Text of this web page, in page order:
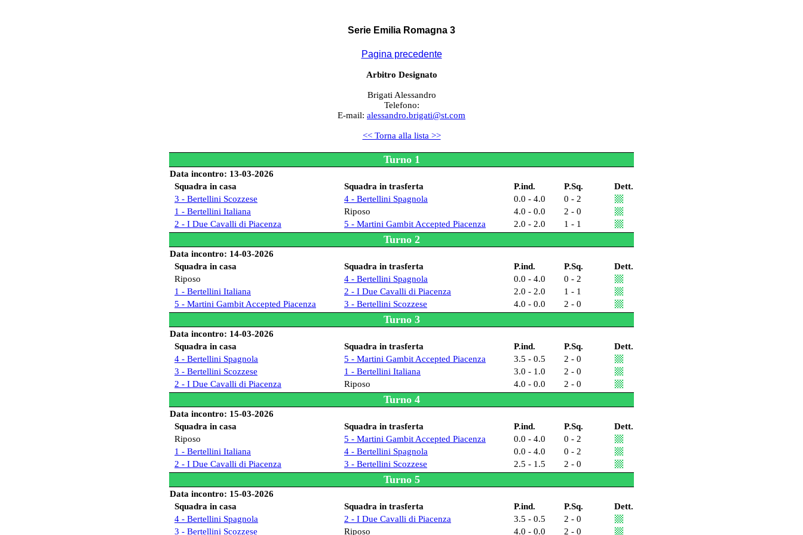
Serie Emilia Romagna 3
Pagina precedente
Arbitro Designato
Brigati Alessandro
Telefono:
E-mail: alessandro.brigati@st.com
<< Torna alla lista >>
Turno 1
Data incontro: 13-03-2026
Squadra in casa
Squadra in trasferta P.ind. P.Sq.
Dett.
3 - Bertellini Scozzese
4 - Bertellini Spagnola 0.0 - 4.0
0 - 2
1 - Bertellini Italiana
Riposo 4.0 - 0.0
2 - 0
2 - I Due Cavalli di Piacenza
5 - Martini Gambit Accepted Piacenza 2.0 - 2.0 1 - 1
Turno 2
Data incontro: 14-03-2026
Squadra in casa
Squadra in trasferta P.ind. P.Sq.
Dett.
Riposo
4 - Bertellini Spagnola 0.0 - 4.0
0 - 2
1 - Bertellini Italiana
2 - I Due Cavalli di Piacenza 2.0 - 2.0
1 - 1
5 - Martini Gambit Accepted Piacenza
3 - Bertellini Scozzese 4.0 - 0.0 2 - 0
Turno 3
Data incontro: 14-03-2026
Squadra in casa
Squadra in trasferta P.ind. P.Sq.
Dett.
4 - Bertellini Spagnola
5 - Martini Gambit Accepted Piacenza 3.5 - 0.5
2 - 0
3 - Bertellini Scozzese
1 - Bertellini Italiana 3.0 - 1.0
2 - 0
2 - I Due Cavalli di Piacenza
Riposo 4.0 - 0.0 2 - 0
Turno 4
Data incontro: 15-03-2026
Squadra in casa
Squadra in trasferta P.ind. P.Sq.
Dett.
Riposo
5 - Martini Gambit Accepted Piacenza 0.0 - 4.0
0 - 2
1 - Bertellini Italiana
4 - Bertellini Spagnola 0.0 - 4.0
0 - 2
2 - I Due Cavalli di Piacenza
3 - Bertellini Scozzese 2.5 - 1.5 2 - 0
Turno 5
Data incontro: 15-03-2026
Squadra in casa
Squadra in trasferta P.ind. P.Sq.
Dett.
4 - Bertellini Spagnola
2 - I Due Cavalli di Piacenza 3.5 - 0.5
2 - 0
3 - Bertellini Scozzese
Riposo 4.0 - 0.0 2 - 0